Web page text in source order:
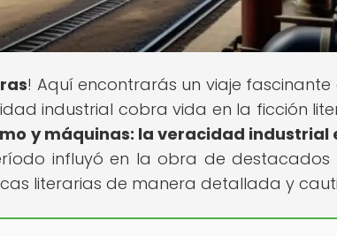
! Aquí encontrarás un viaje
industrial cobra vida en la ficción
y máquinas: la veracidad industrial
influyó en la obra de destacados
literarias de manera detallada y